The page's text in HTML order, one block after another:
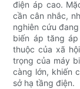
điện áp cao.
cần cân nhắc,
nghiên cứu
biến áp tăng
thuộc của xã
trọng của máy
càng lớn, khiến
sở hạ tầng điện.